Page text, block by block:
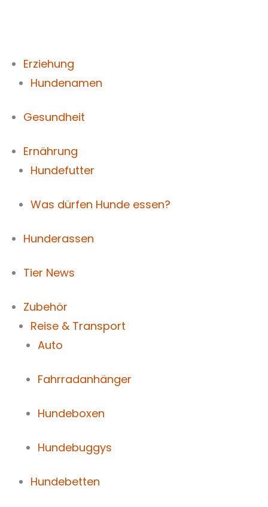
Erziehung
Hundenamen
Gesundheit
Ernährung
Hundefutter
Was dürfen Hunde essen?
Hunderassen
Tier News
Zubehör
Reise & Transport
Auto
Fahrradanhänger
Hundeboxen
Hundebuggys
Hundebetten